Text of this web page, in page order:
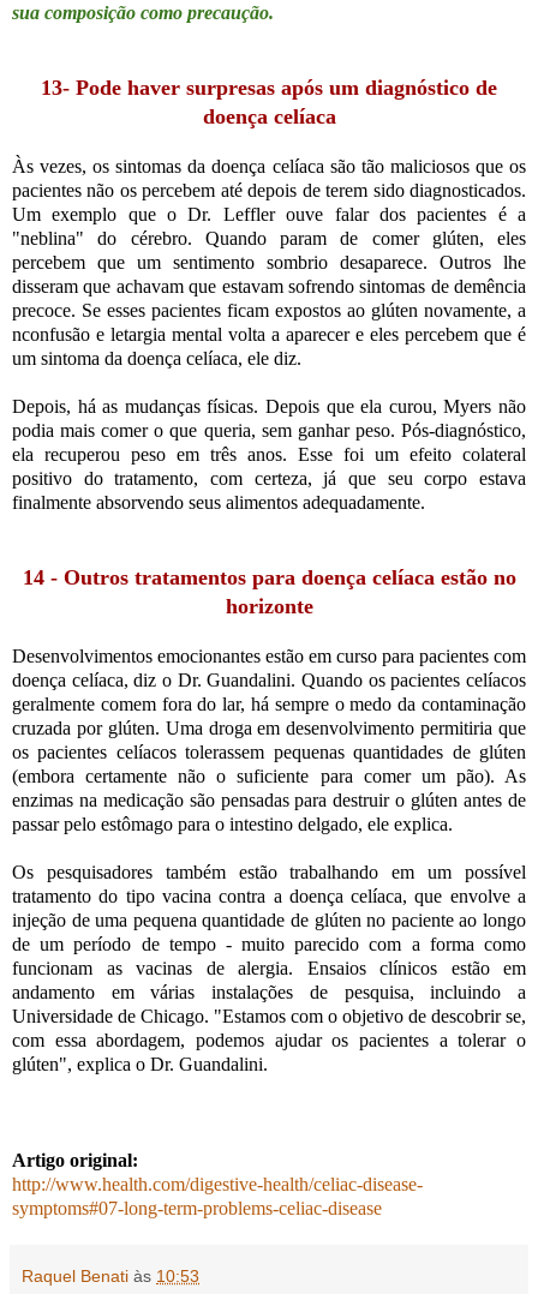
sua composição como precaução.
13- Pode haver surpresas após um diagnóstico de
doença celíaca
Às vezes, os sintomas da doença celíaca são tão maliciosos que os
pacientes não os percebem até depois de terem sido diagnosticados.
Um exemplo que o Dr. Leffler ouve falar dos pacientes é a
"neblina" do cérebro. Quando param de comer glúten, eles
percebem que um sentimento sombrio desaparece. Outros lhe
disseram que achavam que estavam sofrendo sintomas de demência
precoce. Se esses pacientes ficam expostos ao glúten novamente, a
nconfusão e letargia mental volta a aparecer e eles percebem que é
um sintoma da doença celíaca, ele diz.
Depois, há as mudanças físicas. Depois que ela curou, Myers não
podia mais comer o que queria, sem ganhar peso. Pós-diagnóstico,
ela recuperou peso em três anos. Esse foi um efeito colateral
positivo do tratamento, com certeza, já que seu corpo estava
finalmente absorvendo seus alimentos adequadamente.
14 - Outros tratamentos para doença celíaca estão no
horizonte
Desenvolvimentos emocionantes estão em curso para pacientes com
doença celíaca, diz o Dr. Guandalini. Quando os pacientes celíacos
geralmente comem fora do lar, há sempre o medo da contaminação
cruzada por glúten. Uma droga em desenvolvimento permitiria que
os pacientes celíacos tolerassem pequenas quantidades de glúten
(embora certamente não o suficiente para comer um pão). As
enzimas na medicação são pensadas para destruir o glúten antes de
passar pelo estômago para o intestino delgado, ele explica.
Os pesquisadores também estão trabalhando em um possível
tratamento do tipo vacina contra a doença celíaca, que envolve a
injeção de uma pequena quantidade de glúten no paciente ao longo
de um período de tempo - muito parecido com a forma como
funcionam as vacinas de alergia. Ensaios clínicos estão em
andamento em várias instalações de pesquisa, incluindo a
Universidade de Chicago. "Estamos com o objetivo de descobrir se,
com essa abordagem, podemos ajudar os pacientes a tolerar o
glúten", explica o Dr. Guandalini.
Artigo original:
http://www.health.com/digestive-health/celiac-disease-
symptoms#07-long-term-problems-celiac-disease
Raquel Benati às 10:53